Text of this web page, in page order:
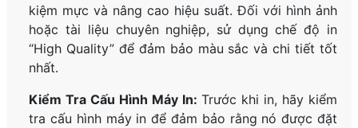
kiệm mực và nâng cao hiệu suất. Đối với hình ảnh
hoặc tài liệu chuyên nghiệp, sử dụng chế độ in
“High Quality” để đảm bảo màu sắc và chi tiết tốt
nhất.
Kiểm Tra Cấu Hình Máy In:Trước khi in, hãy kiểm
tra cấu hình máy in để đảm bảo rằng nó được đặt